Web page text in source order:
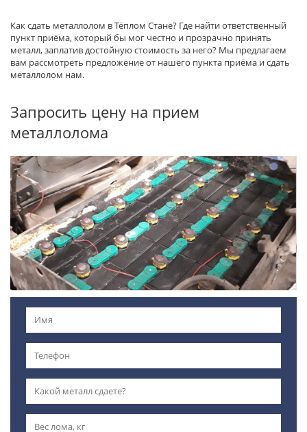
Как сдать металлолом в Тёплом Стане? Где найти ответственный
пункт приёма, который бы мог честно и прозрачно принять
металл, заплатив достойную стоимость за него? Мы предлагаем
вам рассмотреть предложение от нашего пункта приёма и сдать
металлолом нам.
Запросить цену на прием
металлолома